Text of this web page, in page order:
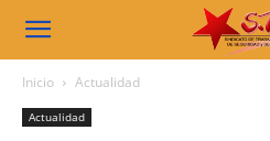
Sindicato
STS
Inicio Actualidad
Actualidad